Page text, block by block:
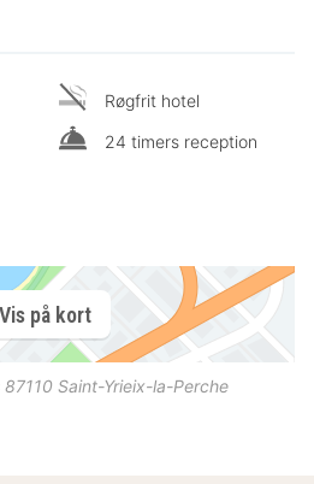
Røgfrit hotel
24 timers reception
Vis på kort
87110 Saint-Yrieix-la-Perche